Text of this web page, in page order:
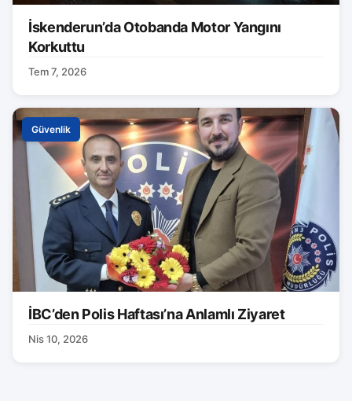
İskenderun’da Otobanda Motor Yangını
Korkuttu
Tem 7, 2026
Güvenlik
İBC’den Polis Haftası’na Anlamlı Ziyaret
Nis 10, 2026